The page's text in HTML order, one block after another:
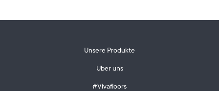
Unsere Produkte
Über uns
#Vivafloors